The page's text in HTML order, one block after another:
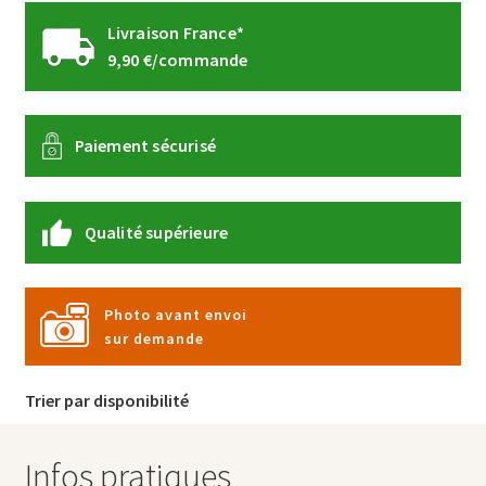
Livraison France*
9,90 €/commande
Paiement sécurisé
Qualité supérieure
Photo avant envoi
sur demande
Trier par disponibilité
Infos pratiques